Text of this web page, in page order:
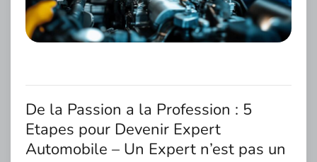
De la Passion a la Profession : 5
Etapes pour Devenir Expert
Automobile – Un Expert n’est pas un